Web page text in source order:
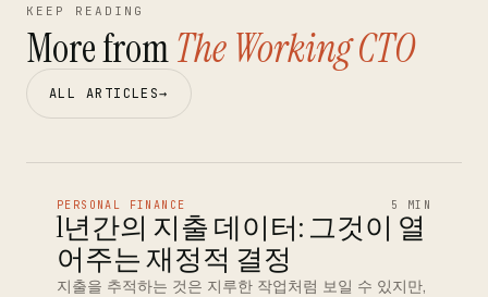
KEEP READING
More fromThe Working CTO
ALL ARTICLES→
PERSONAL FINANCE 5 MIN
1년간의 지출 데이터: 그것이 열
어주는 재정적 결정
지출을 추적하는 것은 지루한 작업처럼 보일 수 있지만,